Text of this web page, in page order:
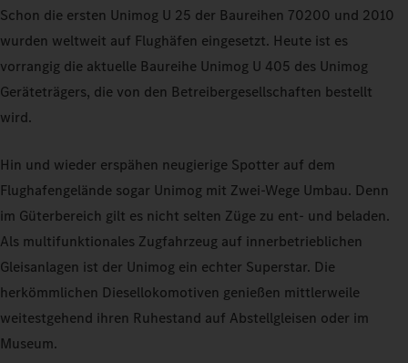
Schon die ersten Unimog U 25 der Baureihen 70200 und 2010
wurden weltweit auf Flughäfen eingesetzt. Heute ist es
vorrangig die aktuelle Baureihe Unimog U 405 des Unimog
Geräteträgers, die von den Betreibergesellschaften bestellt
wird.
Hin und wieder erspähen neugierige Spotter auf dem
Flughafengelände sogar Unimog mit Zwei-Wege Umbau. Denn
im Güterbereich gilt es nicht selten Züge zu ent- und beladen.
Als multifunktionales Zugfahrzeug auf innerbetrieblichen
Gleisanlagen ist der Unimog ein echter Superstar. Die
herkömmlichen Diesellokomotiven genießen mittlerweile
weitestgehend ihren Ruhestand auf Abstellgleisen oder im
Museum.